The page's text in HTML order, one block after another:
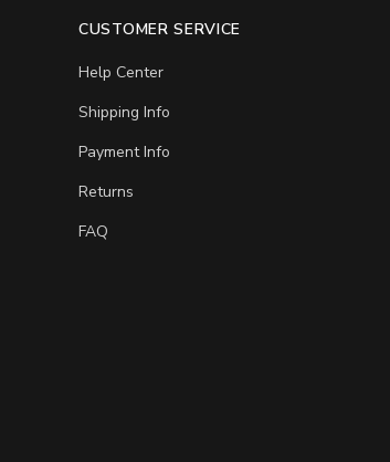
CUSTOMER SERVICE
Help Center
Shipping Info
Payment Info
Returns
FAQ